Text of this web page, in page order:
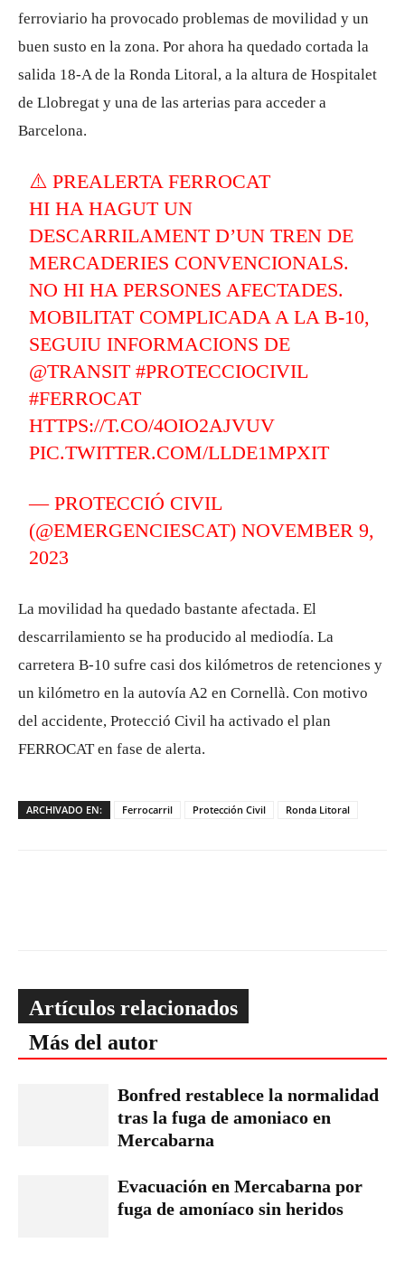
ferroviario ha provocado problemas de movilidad y un
buen susto en la zona. Por ahora ha quedado cortada la
salida 18-A de la Ronda Litoral, a la altura de Hospitalet
de Llobregat y una de las arterias para acceder a
Barcelona.
⚠️ PREALERTA FERROCAT
HI HA HAGUT UN
DESCARRILAMENT D’UN TREN DE
MERCADERIES CONVENCIONALS.
NO HI HA PERSONES AFECTADES.
MOBILITAT COMPLICADA A LA B-10,
SEGUIU INFORMACIONS DE
@TRANSIT #PROTECCIOCIVIL
#FERROCAT
HTTPS://T.CO/4OIO2AJVUV
PIC.TWITTER.COM/LLDE1MPXIT
— PROTECCIÓ CIVIL
(@EMERGENCIESCAT)NOVEMBER 9,
2023
La movilidad ha quedado bastante afectada. El
descarrilamiento se ha producido al mediodía. La
carretera B-10 sufre casi dos kilómetros de retenciones y
un kilómetro en la autovía A2 en Cornellà. Con motivo
del accidente, Protecció Civil ha activado el plan
FERROCAT en fase de alerta.
ARCHIVADO EN: Ferrocarril Protección Civil Ronda Litoral
Artículos relacionados
Más del autor
Bonfred restablece la normalidad
tras la fuga de amoniaco en
Mercabarna
Evacuación en Mercabarna por
fuga de amoníaco sin heridos